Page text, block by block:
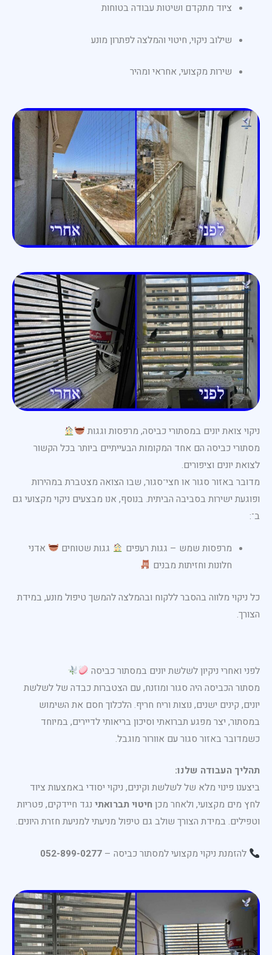
ציוד מתקדם ושיטות עבודה בטוחות
שילוב ניקוי, חיטוי והמלצה לפתרון מונע
שירות מקצועי, אחראי ומהיר
ניקוי צואת יונים במסתורי כביסה, מרפסות וגגות
מסתורי כביסה הם אחד המקומות הבעייתיים ביותר בכל הקשור
לצואת יונים וציפורים.
מדובר באזור סגור או חצי־סגור, שבו הצואה מצטברת במהירות
ופוגעת ישירות בסביבה הביתית. בנוסף, אנו מבצעים ניקוי מקצועי גם
ב־:
מרפסות שמש – גגות רעפים גגות שטוחים
אדני
חלונות וחזיתות מבנים
כל ניקוי מלווה בהסבר ללקוח ובהמלצה להמשך טיפול מונע, במידת
הצורך.
לפני ואחרי ניקיון לשלשת יונים במסתור כביסה
מסתור הכביסה היה סגור ומוזנח, עם הצטברות כבדה של לשלשת
יונים, קינים ישנים, נוצות וריח חריף. הלכלוך חסם את השימוש
במסתור, יצר מפגע תברואתי וסיכון בריאותי לדיירים, במיוחד
כשמדובר באזור סגור עם אוורור מוגבל.
תהליך העבודה שלנו:
ביצענו פינוי מלא של לשלשת וקינים, ניקוי יסודי באמצעות ציוד
לחץ מים מקצועי, ולאחר מכןחיטוי תברואתי נגד חיידקים, פטריות
וטפילים. במידת הצורך שולב גם טיפול מניעתי למניעת חזרת היונים.
להזמנת ניקוי מקצועי למסתור כביסה – 052-899-0277